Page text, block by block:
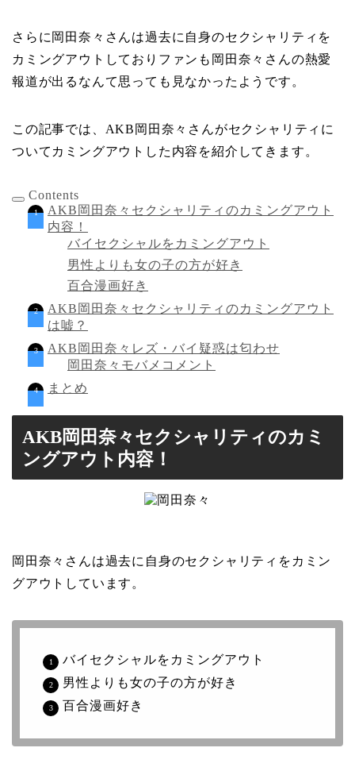
さらに岡田奈々さんは過去に自身のセクシャリティを
カミングアウトしておりファンも岡田奈々さんの熱愛
報道が出るなんて思っても見なかったようです。
この記事では、AKB岡田奈々さんがセクシャリティに
ついてカミングアウトした内容を紹介してきます。
Contents
AKB岡田奈々セクシャリティのカミングアウト
内容！
バイセクシャルをカミングアウト
男性よりも女の子の方が好き
百合漫画好き
AKB岡田奈々セクシャリティのカミングアウト
は嘘？
AKB岡田奈々レズ・バイ疑惑は匂わせ
岡田奈々モバメコメント
まとめ
AKB岡田奈々セクシャリティのカミ
ングアウト内容！
岡田奈々さんは過去に自身のセクシャリティをカミン
グアウトしています。
バイセクシャルをカミングアウト
男性よりも女の子の方が好き
百合漫画好き